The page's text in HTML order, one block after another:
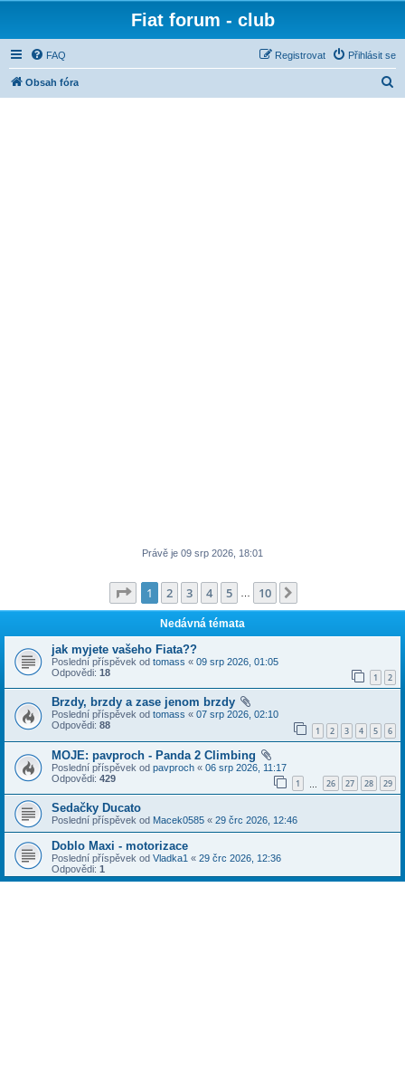
Fiat forum - club
FAQ Přihlásit se
Registrovat
Obsah fóra
Právě je 09 srp 2026, 18:01
Stránka z 10
1 2 3 4 5 10
Nedávná témata
jak myjete vašeho Fiata??
Poslední příspěvek od tomass « 09 srp 2026, 01:05
Odpovědi: 18 1 2
Brzdy, brzdy a zase jenom brzdy
Poslední příspěvek od tomass « 07 srp 2026, 02:10
Odpovědi: 88 1 2 3 4 5 6
MOJE: pavproch - Panda 2 Climbing
Poslední příspěvek od pavproch « 06 srp 2026, 11:17
Odpovědi: 429 1 26 27 28 29
Sedačky Ducato
Poslední příspěvek od Macek0585 « 29 črc 2026, 12:46
Doblo Maxi - motorizace
Poslední příspěvek od Vladka1 « 29 črc 2026, 12:36
Odpovědi: 1